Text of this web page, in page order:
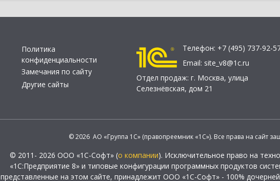
Политика
конфиденциальности
Замечания по сайту
Другие сайты
Телефон: +7 (495) 737-92-
Email: site_v8@1c.ru
Отдел продаж: г. Москва, улица
Селезнёвская, дом 21
© 2026 АО «Группа 1С» (правопреемник «1С»). Все права на сайт
© 2011- 2026 ООО «1С-Софт» (о компании). Исключительное право на
«1С:Предприятие 8» и типовые конфигурации программных продуктов
представленные на этом сайте, принадлежит ООО «1С-Софт» - 100%